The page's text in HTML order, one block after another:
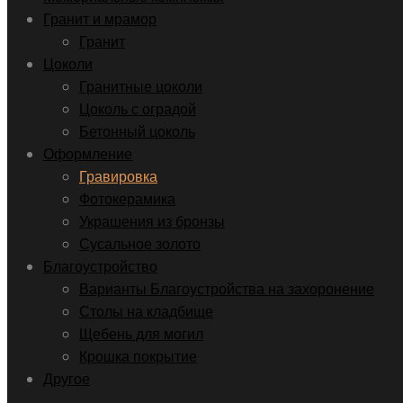
Гранит и мрамор
Гранит
Цоколи
Гранитные цоколи
Цоколь с оградой
Бетонный цоколь
Оформление
Гравировка
Фотокерамика
Украшения из бронзы
Сусальное золото
Благоустройство
Варианты Благоустройства на захоронение
Столы на кладбище
Щебень для могил
Крошка покрытие
Другое